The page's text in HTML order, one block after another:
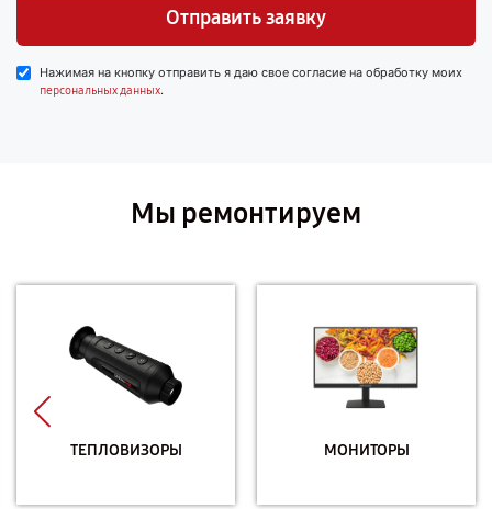
Отправить заявку
Нажимая на кнопку отправить я даю свое согласие на обработку моих
персональных данных.
Мы ремонтируем
ТЕПЛОВИЗОРЫ МОНИТОРЫ